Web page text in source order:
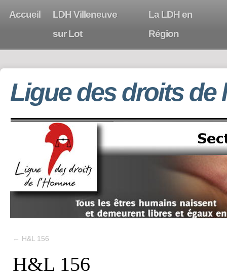
Accueil
LDH Villeneuve
sur Lot
La LDH en
Région
Ligue des droits de
← H&L 156
H&L 156